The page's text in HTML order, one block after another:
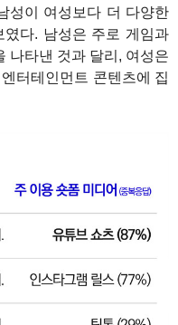
성이 여성보다 더 다양한
다. 남성은 주로 게임과
나타낸 것과 달리, 여성은
터테인먼트 콘텐츠에 집